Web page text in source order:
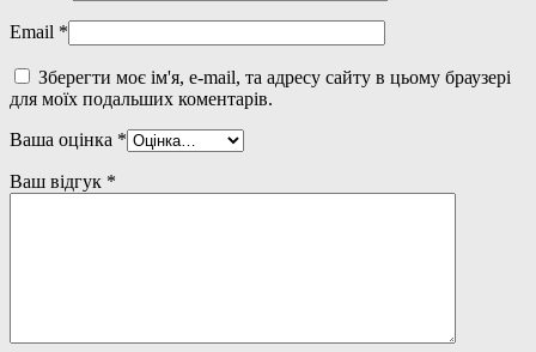
Email *
Зберегти моє ім'я, e-mail, та адресу сайту в цьому браузері
для моїх подальших коментарів.
Ваша оцінка *
Ваш відгук *